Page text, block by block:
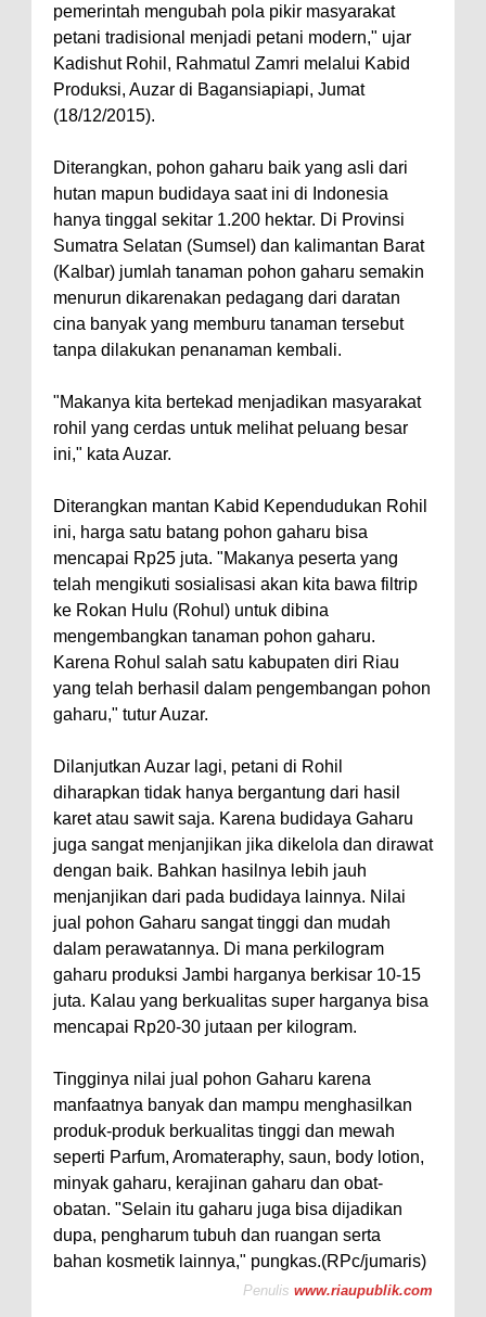
pemerintah mengubah pola pikir masyarakat
petani tradisional menjadi petani modern," ujar
Kadishut Rohil, Rahmatul Zamri melalui Kabid
Produksi, Auzar di Bagansiapiapi, Jumat
(18/12/2015).
Diterangkan, pohon gaharu baik yang asli dari
hutan mapun budidaya saat ini di Indonesia
hanya tinggal sekitar 1.200 hektar. Di Provinsi
Sumatra Selatan (Sumsel) dan kalimantan Barat
(Kalbar) jumlah tanaman pohon gaharu semakin
menurun dikarenakan pedagang dari daratan
cina banyak yang memburu tanaman tersebut
tanpa dilakukan penanaman kembali.
"Makanya kita bertekad menjadikan masyarakat
rohil yang cerdas untuk melihat peluang besar
ini," kata Auzar.
Diterangkan mantan Kabid Kependudukan Rohil
ini, harga satu batang pohon gaharu bisa
mencapai Rp25 juta. "Makanya peserta yang
telah mengikuti sosialisasi akan kita bawa filtrip
ke Rokan Hulu (Rohul) untuk dibina
mengembangkan tanaman pohon gaharu.
Karena Rohul salah satu kabupaten diri Riau
yang telah berhasil dalam pengembangan pohon
gaharu," tutur Auzar.
Dilanjutkan Auzar lagi, petani di Rohil
diharapkan tidak hanya bergantung dari hasil
karet atau sawit saja. Karena budidaya Gaharu
juga sangat menjanjikan jika dikelola dan dirawat
dengan baik. Bahkan hasilnya lebih jauh
menjanjikan dari pada budidaya lainnya. Nilai
jual pohon Gaharu sangat tinggi dan mudah
dalam perawatannya. Di mana perkilogram
gaharu produksi Jambi harganya berkisar 10-15
juta. Kalau yang berkualitas super harganya bisa
mencapai Rp20-30 jutaan per kilogram.
Tingginya nilai jual pohon Gaharu karena
manfaatnya banyak dan mampu menghasilkan
produk-produk berkualitas tinggi dan mewah
seperti Parfum, Aromateraphy, saun, body lotion,
minyak gaharu, kerajinan gaharu dan obat-
obatan. "Selain itu gaharu juga bisa dijadikan
dupa, pengharum tubuh dan ruangan serta
bahan kosmetik lainnya," pungkas.(RPc/jumaris)
Penulis www.riaupublik.com